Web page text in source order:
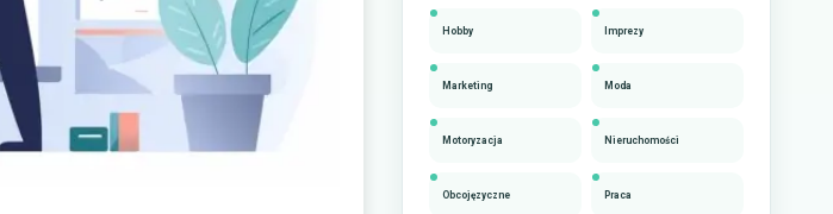
Hobby Imprezy
Marketing Moda
Motoryzacja Nieruchomości
Obcojęzyczne Praca